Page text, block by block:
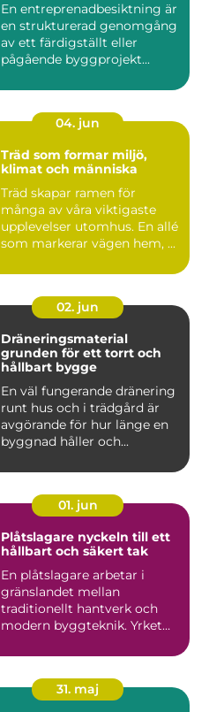
En entreprenadbesiktning är
en strukturerad genomgång
av ett färdigställt eller
pågående byggprojekt...
04. jun
Träd som formar miljö,
klimat och människa
Träd skapar ramen för
många av våra viktigaste
upplevelser utomhus. En allé
som markerar vägen hem, ...
02. jun
Dräneringsmaterial
grunden för ett torrt och
hållbart bygge
En väl fungerande dränering
runt hus och i trädgård är
avgörande för hur länge en
byggnad håller och...
01. jun
Plåtslagare nyckeln till ett
hållbart och säkert tak
En plåtslagare arbetar i
gränslandet mellan
traditionellt hantverk och
modern byggteknik. Yrket
31. maj